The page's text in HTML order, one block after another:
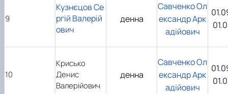
9
Кузнєцов Се
ргій Валерій
ович
денна
Савченко Ол
ександр Арк
адійович
10
Крисько
Денис
Валерійович
денна
Савченко Ол
ександр Арк
адійович